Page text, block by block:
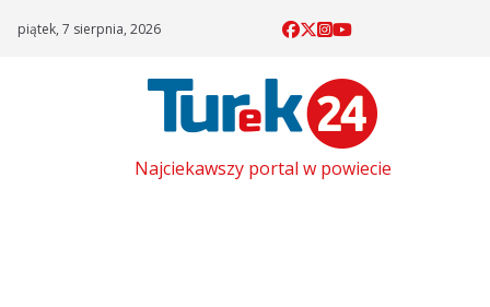
piątek, 7 sierpnia, 2026
Najciekawszy portal w powiecie